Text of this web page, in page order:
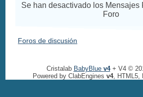
Se han desactivado los Mensajes
Foro
Foros de discusión
Cristalab BabyBlue v4+ V4 ©
Powered by ClabEngines v4, HTML5,